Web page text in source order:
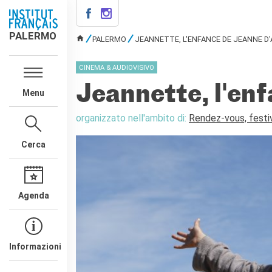
PALERMO
Menu
Cerca
Agenda
Informazioni
PALERMO
INSTITUT FRANÇAIS
PALERMO
L'équipe
Informazioni utili
AGENDA
Rendez-vous avec le
PALERMO JEANNETTE, L'ENFANCE DE JEANNE
CINEMA & AUDIOVISIVO
Jeannette,
organizzato nell'ambito di: Rendez-vous,